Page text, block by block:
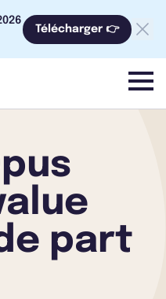
Télécharger 👉
menu
part